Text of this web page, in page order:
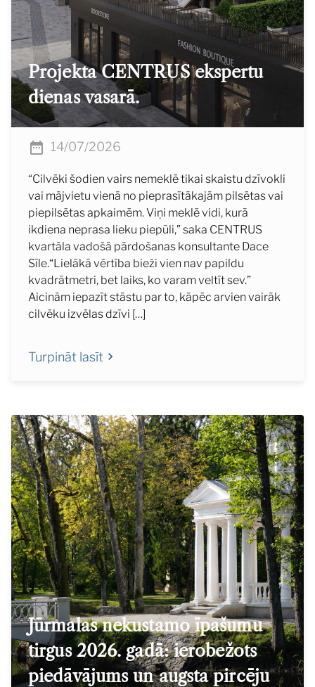
Projekta CENTRUS ekspertu
dienas vasarā.
14/07/2026
“Cilvēki šodien vairs nemeklē tikai skaistu dzīvokli
vai mājvietu vienā no pieprasītākajām pilsētas vai
piepilsētas apkaimēm. Viņi meklē vidi, kurā
ikdiena neprasa lieku piepūli,” saka CENTRUS
kvartāla vadošā pārdošanas konsultante Dace
Sīle.“Lielākā vērtība bieži vien nav papildu
kvadrātmetri, bet laiks, ko varam veltīt sev.”
Aicinām iepazīt stāstu par to, kāpēc arvien vairāk
cilvēku izvēlas dzīvi […]
Turpināt lasīt
Jūrmalas nekustamo īpašumu
tirgus 2026. gadā: ierobežots
piedāvājums un augsta pircēju